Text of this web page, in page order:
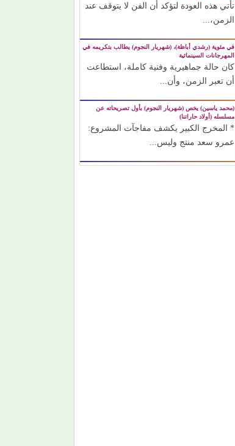
تأتي هذه العودة لتؤكد أن الفن لا يتوقف عند
الزمن،...
في مئوية (رشدي أباظة)، (شهريار النجوم) يطالب بتكريمه في
المهرجانات السينمائية
كان حالة جماهيرية وفنية كاملة، استطاعت
أن تعبر الزمن، وأن...
(محمد ياسين) يخص (شهريار النجوم) بأول تصريحاته عن
مسلسله (أولاد حاراتنا)
* المخرج الكبير يكشف مفاجآت المشروع:
عمرو سعد منتج وليس...